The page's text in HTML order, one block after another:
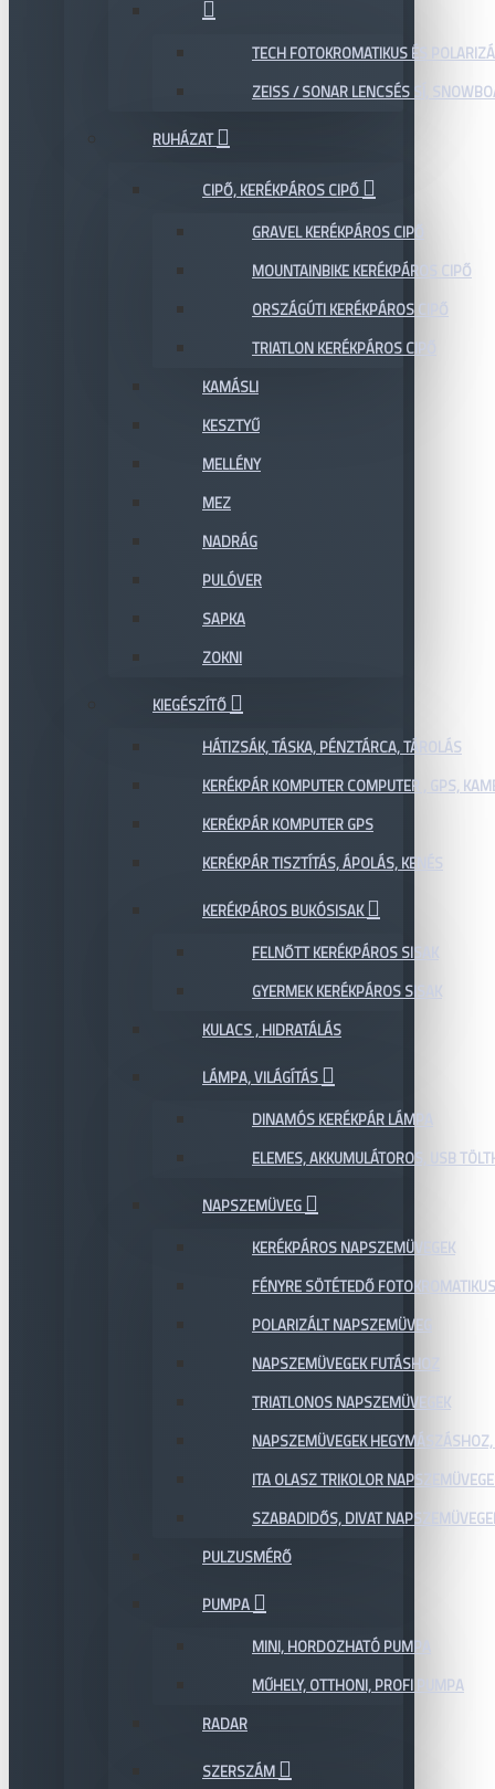
TECH FOTOKROMATIKUS ÉS
ZEISS / SONAR LENCSÉS SÍ,
RUHÁZAT
CIPŐ, KERÉKPÁROS CIPŐ
GRAVEL KERÉKPÁROS CIPŐ
MOUNTAINBIKE KERÉKPÁROS CIPŐ
ORSZÁGÚTI KERÉKPÁROS CIPŐ
TRIATLON KERÉKPÁROS CIPŐ
KAMÁSLI
KESZTYŰ
MELLÉNY
MEZ
NADRÁG
PULÓVER
SAPKA
ZOKNI
KIEGÉSZÍTŐ
HÁTIZSÁK, TÁSKA, PÉNZTÁRCA, TÁROLÁS
KERÉKPÁR KOMPUTER COMPUTER , GPS,
KERÉKPÁR KOMPUTER GPS
KERÉKPÁR TISZTÍTÁS, ÁPOLÁS, KENÉS
KERÉKPÁROS BUKÓSISAK
FELNŐTT KERÉKPÁROS SISAK
GYERMEK KERÉKPÁROS SISAK
KULACS , HIDRATÁLÁS
LÁMPA, VILÁGÍTÁS
DINAMÓS KERÉKPÁR LÁMPA
ELEMES, AKKUMULÁTOROS, USB
NAPSZEMÜVEG
KERÉKPÁROS NAPSZEMÜVEGEK
FÉNYRE SÖTÉTEDŐ
POLARIZÁLT NAPSZEMÜVEG
NAPSZEMÜVEGEK FUTÁSHOZ
TRIATLONOS NAPSZEMÜVEGEK
NAPSZEMÜVEGEK
ITA OLASZ TRIKOLOR
SZABADIDŐS, DIVAT
PULZUSMÉRŐ
PUMPA
MINI, HORDOZHATÓ PUMPA
MŰHELY, OTTHONI, PROFI PUMPA
RADAR
SZERSZÁM